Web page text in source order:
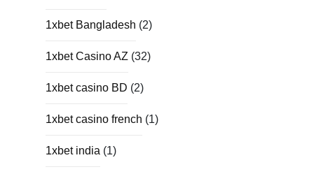
1xbet Bangladesh (2)
1xbet Casino AZ (32)
1xbet casino BD (2)
1xbet casino french (1)
1xbet india (1)